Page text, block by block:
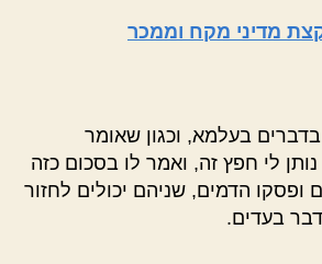
מדיני מקח וממכר
בעלמא, וכגון שאומר
לי חפץ זה, ואמר לו בסכום כזה
ופסקו הדמים, שניהם יכולים לחזור
בעדים.